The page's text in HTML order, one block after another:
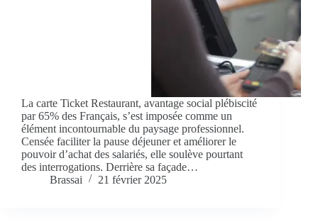
La carte Ticket Restaurant, avantage social plébiscité
par 65% des Français, s’est imposée comme un
élément incontournable du paysage professionnel.
Censée faciliter la pause déjeuner et améliorer le
pouvoir d’achat des salariés, elle soulève pourtant
des interrogations. Derrière sa façade…
Brassai
21 février 2025